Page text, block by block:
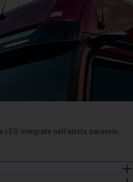
LED integrate nell'aletta parasole.